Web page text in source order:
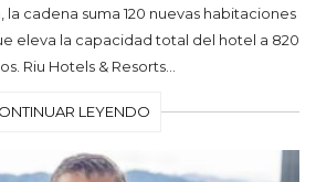
la cadena suma 120 nuevas habitaciones
eleva la capacidad total del hotel a 820
Riu Hotels & Resorts…
LEYENDO